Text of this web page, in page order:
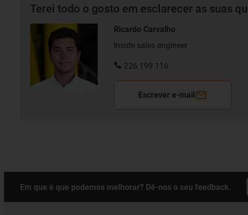
Terei todo o gosto em esclarecer as suas
Ricardo Carvalho
Inside sales engineer
226 199 116
Escrever e-mail
Em que é que podemos melhorar? Dê-nos o seu feedback.